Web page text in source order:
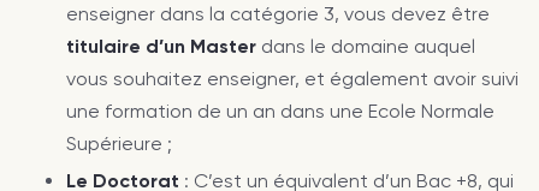
enseigner dans la catégorie 3, vous devez être
titulaire d’un Master dans le domaine auquel
vous souhaitez enseigner, et également avoir suivi
une formation de un an dans une Ecole Normale
Supérieure ;
Le Doctorat : C’est un équivalent d’un Bac +8, qui